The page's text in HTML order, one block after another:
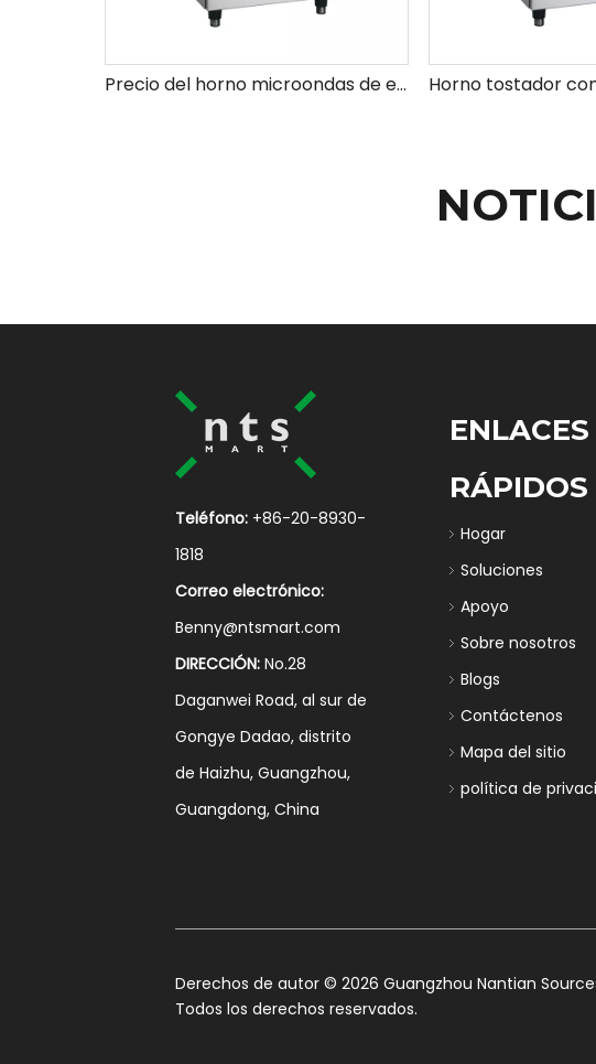
Precio del horno microondas de encimera de acero inoxidable con diseño de puerta de seguridad para microondas
Teléfono: +86-20-8930-
1818
Correo electrónico:
Benny@ntsmart.com
DIRECCIÓN: No.28
Daganwei Road, al sur de
Gongye Dadao, distrito
de Haizhu, Guangzhou,
Guangdong, China
ENLACES
RÁPIDOS
Hogar
Soluciones
Apoyo
Sobre nosotros
Blogs
Contáctenos
Mapa del sitio
política de
​Derechos de autor ©2026 Guangzhou Nantian
Todos los derechos reservados.